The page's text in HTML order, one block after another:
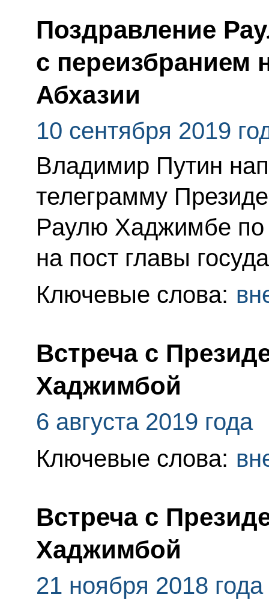
Поздравление
с переизбранием
Абхазии
10 сентября 2019
Владимир Путин
телеграмму
Раулю Хаджимбе по
на пост главы
Ключевые слова:
Встреча с
Хаджимбой
6 августа 2019 года
Ключевые слова:
Встреча с
Хаджимбой
21 ноября 2018 года